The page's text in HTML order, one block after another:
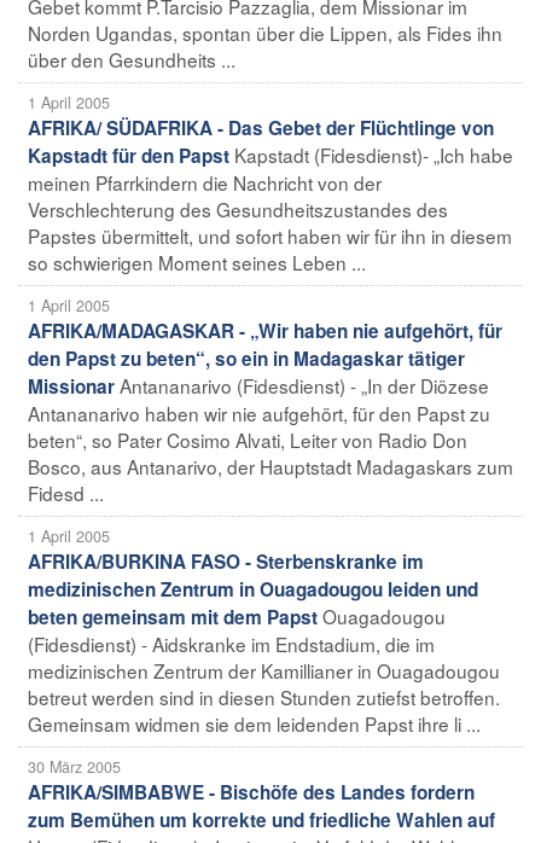
Gebet kommt P.Tarcisio Pazzaglia, dem Missionar im
Norden Ugandas, spontan über die Lippen, als Fides ihn
über den Gesundheits ...
1 April 2005
AFRIKA/ SÜDAFRIKA - Das Gebet der Flüchtlinge von
Kapstadt für den Papst Kapstadt (Fidesdienst)- „Ich habe
meinen Pfarrkindern die Nachricht von der
Verschlechterung des Gesundheitszustandes des
Papstes übermittelt, und sofort haben wir für ihn in diesem
so schwierigen Moment seines Leben ...
1 April 2005
AFRIKA/MADAGASKAR - „Wir haben nie aufgehört, für
den Papst zu beten“, so ein in Madagaskar tätiger
MissionarAntananarivo (Fidesdienst) - „In der Diözese
Antananarivo haben wir nie aufgehört, für den Papst zu
beten“, so Pater Cosimo Alvati, Leiter von Radio Don
Bosco, aus Antanarivo, der Hauptstadt Madagaskars zum
Fidesd ...
1 April 2005
AFRIKA/BURKINA FASO - Sterbenskranke im
medizinischen Zentrum in Ouagadougou leiden und
beten gemeinsam mit dem PapstOuagadougou
(Fidesdienst) - Aidskranke im Endstadium, die im
medizinischen Zentrum der Kamillianer in Ouagadougou
betreut werden sind in diesen Stunden zutiefst betroffen.
Gemeinsam widmen sie dem leidenden Papst ihre li ...
30 März 2005
AFRIKA/SIMBABWE - Bischöfe des Landes fordern
zum Bemühen um korrekte und friedliche Wahlen auf